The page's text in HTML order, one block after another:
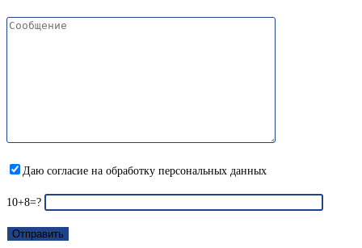
Даю согласие на обработку персональных данных
10+8=?